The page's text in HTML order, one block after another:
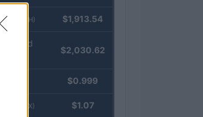
(ETH) $1,913.54
Yield
$2,030.62
$0.999
(USDEX) $1.07